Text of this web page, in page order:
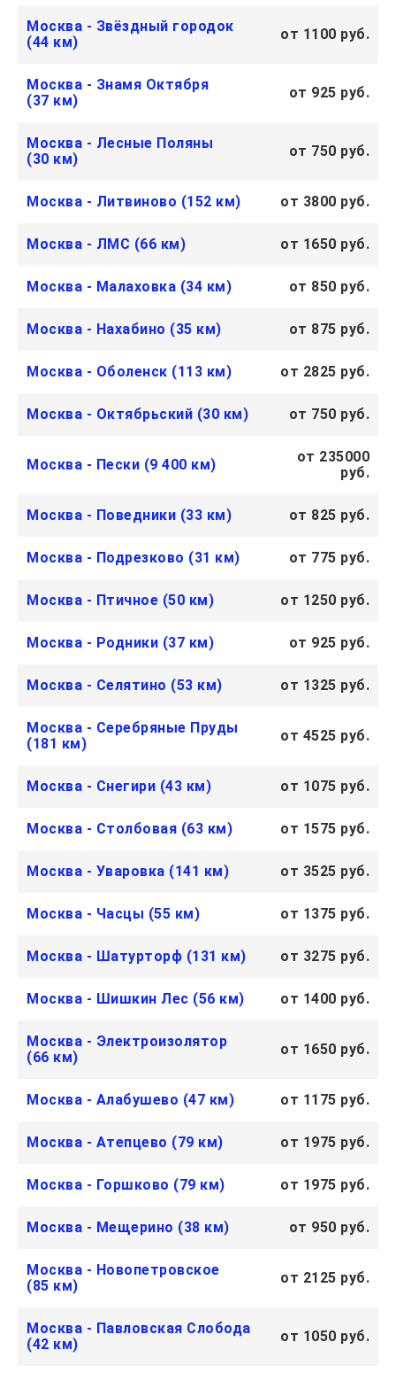
Москва - Звёздный городок
(44 км)
от 1100 руб.
Москва - Знамя Октября
(37 км)
от 925 руб.
Москва - Лесные Поляны
(30 км)
от 750 руб.
Москва - Литвиново (152 км) от 3800 руб.
Москва - ЛМС (66 км) от 1650 руб.
Москва - Малаховка (34 км) от 850 руб.
Москва - Нахабино (35 км) от 875 руб.
Москва - Оболенск (113 км) от 2825 руб.
Москва - Октябрьский (30 км) от 750 руб.
Москва - Пески (9 400 км)
от 235000
руб.
Москва - Поведники (33 км) от 825 руб.
Москва - Подрезково (31 км) от 775 руб.
Москва - Птичное (50 км) от 1250 руб.
Москва - Родники (37 км) от 925 руб.
Москва - Селятино (53 км) от 1325 руб.
Москва - Серебряные Пруды
(181 км)
от 4525 руб.
Москва - Снегири (43 км) от 1075 руб.
Москва - Столбовая (63 км) от 1575 руб.
Москва - Уваровка (141 км) от 3525 руб.
Москва - Часцы (55 км) от 1375 руб.
Москва - Шатурторф (131 км) от 3275 руб.
Москва - Шишкин Лес (56 км) от 1400 руб.
Москва - Электроизолятор
(66 км)
от 1650 руб.
Москва - Алабушево (47 км) от 1175 руб.
Москва - Атепцево (79 км) от 1975 руб.
Москва - Горшково (79 км) от 1975 руб.
Москва - Мещерино (38 км) от 950 руб.
Москва - Новопетровское
(85 км)
от 2125 руб.
Москва - Павловская Слобода
(42 км)
от 1050 руб.